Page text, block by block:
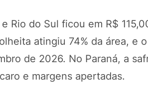
Rio do Sul ficou em R$
atingiu 74% da área, e
de 2026. No Paraná, a
e margens apertadas.